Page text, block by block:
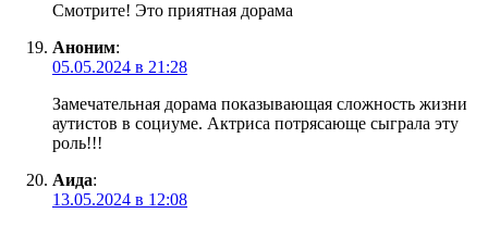
Смотрите! Это приятная дорама
Аноним:
05.05.2024 в 21:28
Замечательная дорама показывающая сложность жизни
аутистов в социуме. Актриса потрясающе сыграла эту
роль!!!
Аида:
13.05.2024 в 12:08